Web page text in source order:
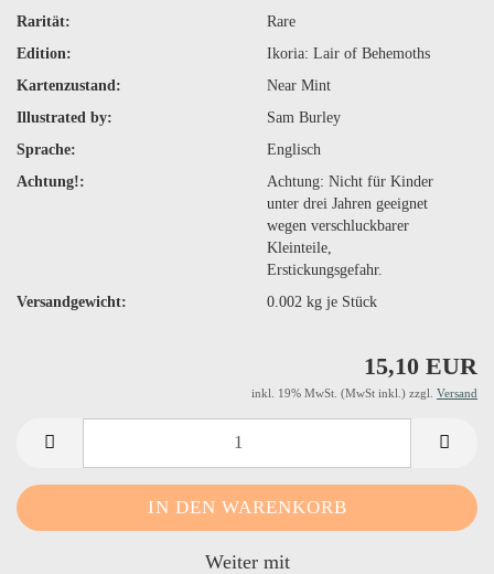
Rarität:
Rare
Edition:
Ikoria: Lair of Behemoths
Kartenzustand:
Near Mint
Illustrated by:
Sam Burley
Sprache:
Englisch
Achtung!:
Achtung: Nicht für Kinder
unter drei Jahren geeignet
wegen verschluckbarer
Kleinteile,
Erstickungsgefahr.
Versandgewicht:
0.002kg je Stück
15,10 EUR
inkl. 19% MwSt. (MwSt inkl.) zzgl. Versand
Weiter mit